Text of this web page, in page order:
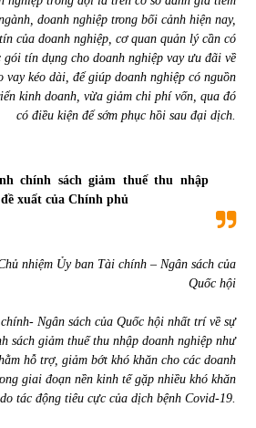
doanh nghiệp trong bối cảnh hiện nay,
của doanh nghiệp, cơ quan quản lý cần có
gói tín dụng cho doanh nghiệp vay ưu đãi về
kéo dài, để giúp doanh nghiệp có nguồn
kinh doanh, vừa giảm chi phí vốn, qua đó
có điều kiện để sớm phục hồi sau đại dịch.
chính sách giảm thuế thu nhập
xuất của Chính phủ
nhiệm Ủy ban Tài chính – Ngân sách của
Quốc hội
Ngân sách của Quốc hội nhất trí về sự
sách giảm thuế thu nhập doanh nghiệp như
hỗ trợ, giảm bớt khó khăn cho các doanh
giai đoạn nền kinh tế gặp nhiều khó khăn
do tác động tiêu cực của dịch bệnh Covid-19.